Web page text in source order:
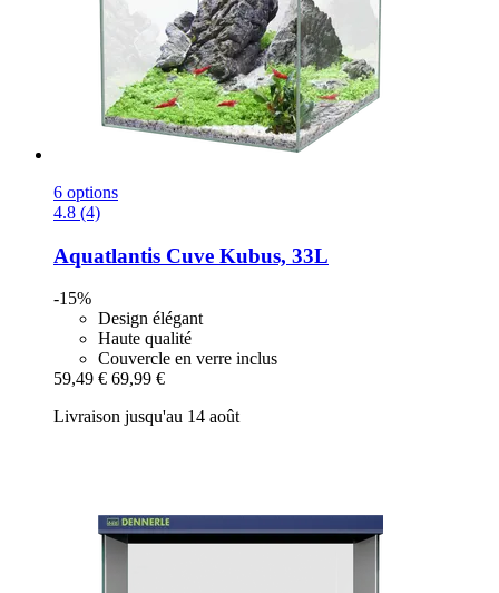
6 options
4.8 (4)
Aquatlantis Cuve Kubus, 33L
-15%
Design élégant
Haute qualité
Couvercle en verre inclus
59,49 € 69,99 €
Livraison jusqu'au 14 août